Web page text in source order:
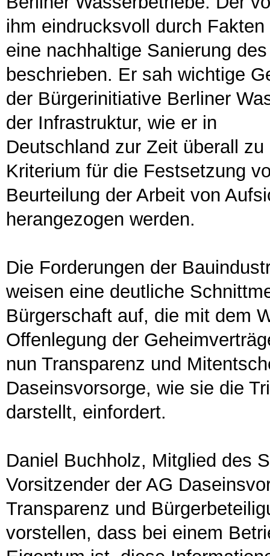
ihm eindrucksvoll durch
eine nachhaltige Sanierung
beschrieben. Er sah wichtige
der Bürgerinitiative Berliner
der Infrastruktur, wie er in
Deutschland zur Zeit überall
Kriterium für die Festsetzung
Beurteilung der Arbeit von
herangezogen werden.
Die Forderungen der
weisen eine deutliche
Bürgerschaft auf, die mit dem
Offenlegung der
nun Transparenz und
Daseinsvorsorge, wie sie die
darstellt, einfordert.
Daniel Buchholz, Mitglied des
Vorsitzender der AG
Transparenz und
vorstellen, dass bei einem